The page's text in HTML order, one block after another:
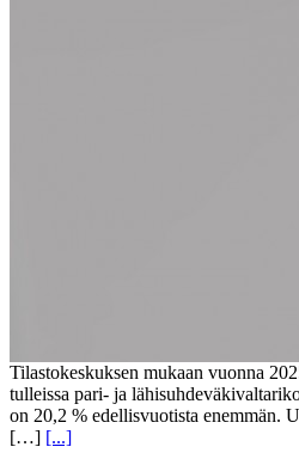
Tilastokeskuksen mukaan vuonna
tulleissa pari- ja
on 20,2 % edellisvuotista enemmän.
[…] [...]